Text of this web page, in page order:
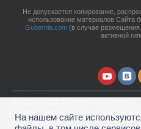
Не допускается копирование,
использование материалов Сайта
Gubernia.com (в случае размещения
активной
67908 выдано 06.12.2016 Федеральной
На нашем сайте